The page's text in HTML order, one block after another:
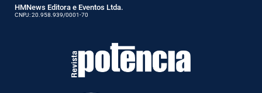
HMNews Editora e Eventos Ltda.
CNPJ: 20.958.939/0001-70